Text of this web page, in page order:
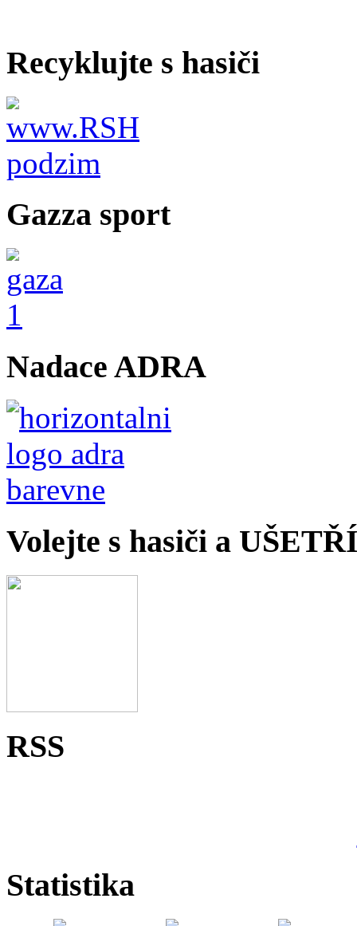
Recyklujte s hasiči
Gazza sport
Nadace ADRA
Volejte s hasiči a
RSS
Statistika